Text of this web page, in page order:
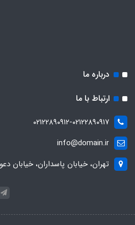
درباره ما
ارتباط با ما
۰۲۱۲۲۸۹۰۹۱۲-۰۲۱۲۲۸۹۰۹۱۷
info@domain.ir
تهران، خیابان پاسداران، خیابان